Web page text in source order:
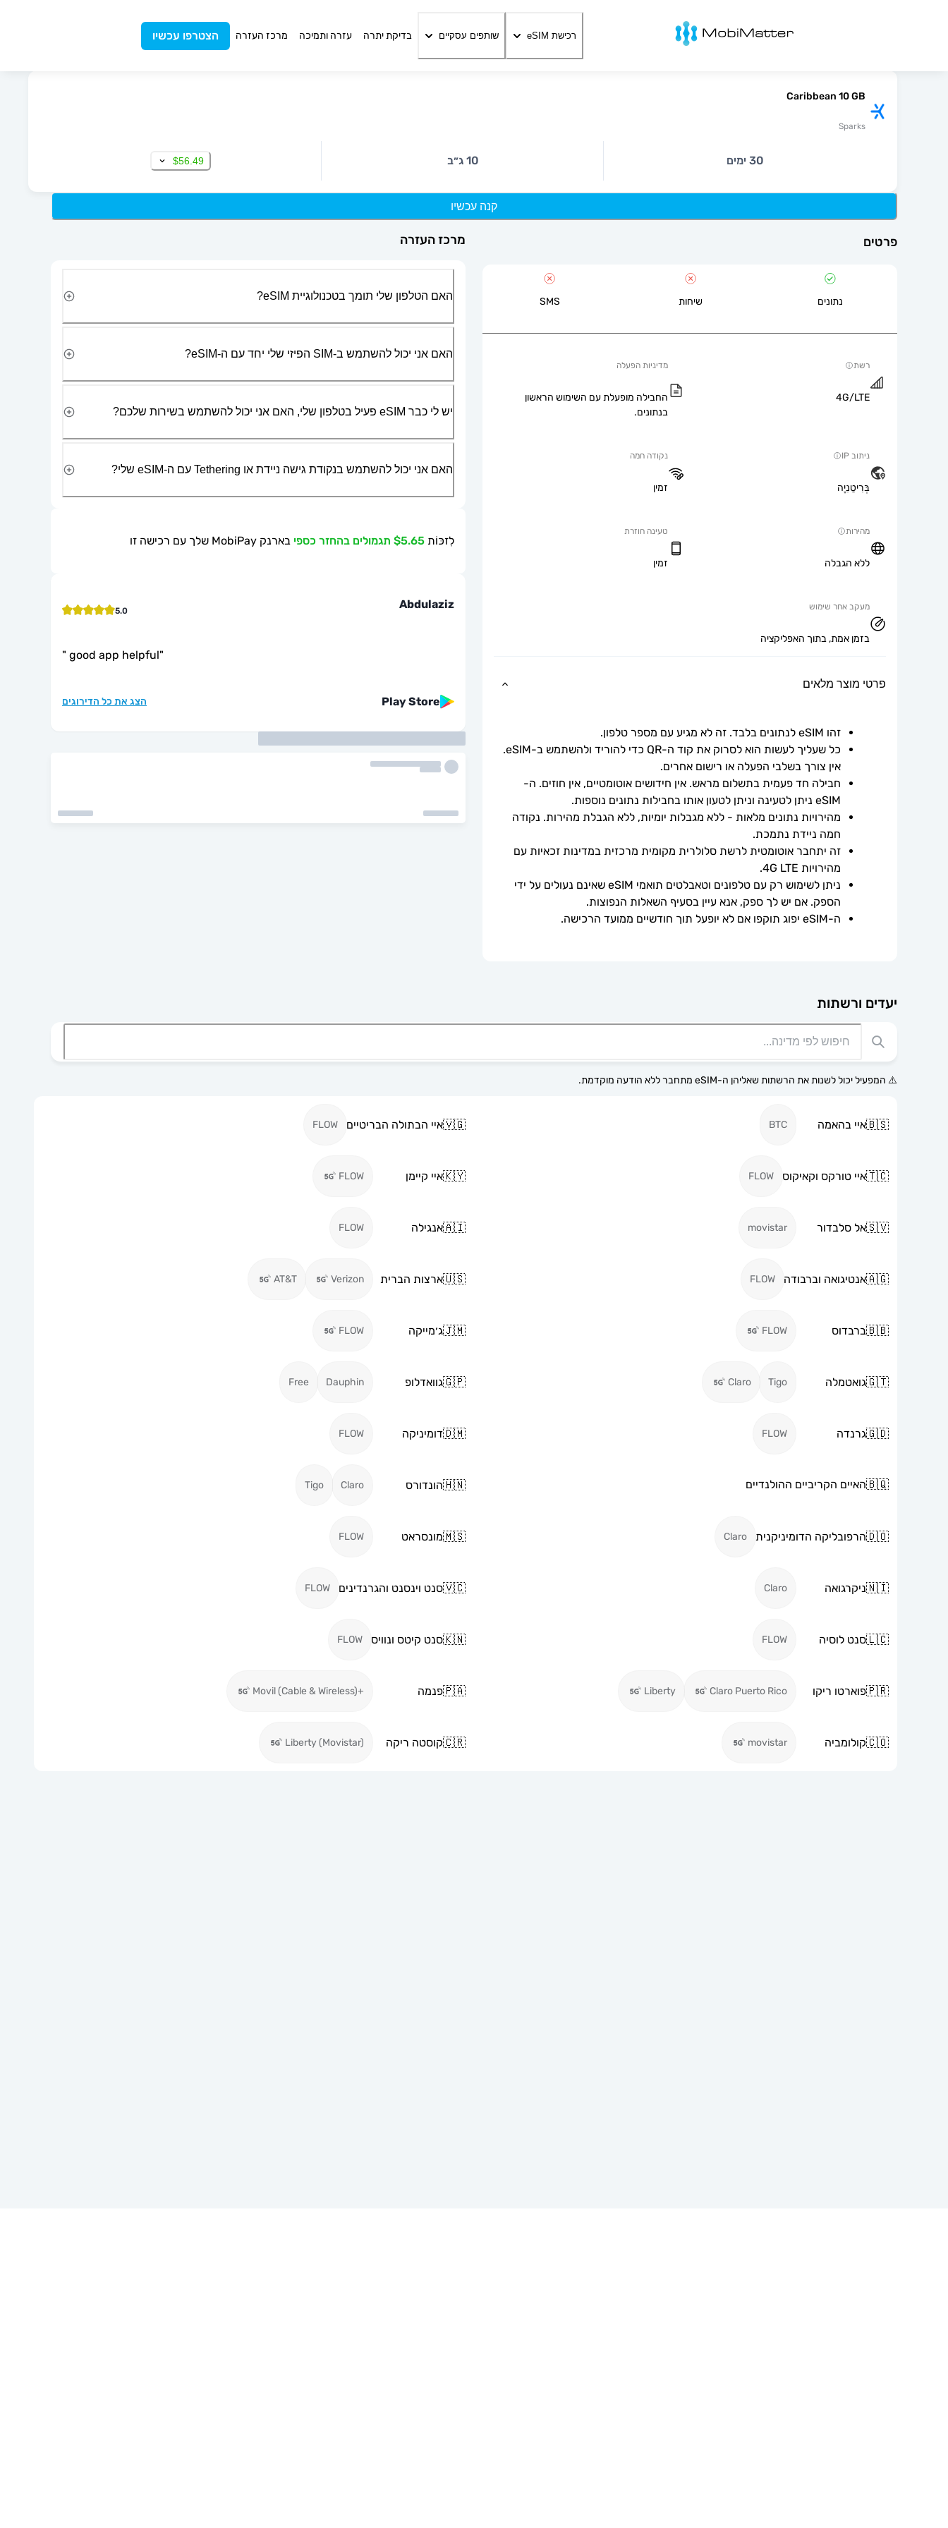
רכישת eSIM שותפים עסקיים בדיקת יתרה עזרה ותמיכה מרכז העזרה הצטרפו עכשיו
Caribbean 10 GB
Sparks
30 ימים 10 ג״ב $56.49
קנה עכשיו
פרטים
נתונים שיחות SMS
רשת
4G/LTE
מדיניות הפעלה
החבילה מופעלת עם השימוש הראשון
בנתונים.
ניתוב IP
בְּרִיטַנִיָה
נקודה חמה
זמין
מהירות
ללא הגבלה
טעינה חוזרת
זמין
מעקב אחר שימוש
בזמן אמת, בתוך האפליקציה
פרטי מוצר מלאים
זהו eSIM לנתונים בלבד. זה לא מגיע עם מספר טלפון.
אין צורך בשלבי הפעלה או רישום אחרים.
חבילה חד פעמית בתשלום מראש. אין חידושים אוטומטיים, אין חוזים. ה-
eSIM ניתן לטעינה וניתן לטעון אותו בחבילות נתונים נוספות.
חמה ניידת נתמכת.
מהירויות 4G LTE.
הספק. אם יש לך ספק, אנא עיין בסעיף השאלות הנפוצות.
ה-eSIM יפוג תוקפו אם לא יופעל תוך חודשיים ממועד הרכישה.
יעדים ורשתות
⚠️ המפעיל יכול לשנות את הרשתות שאליהן ה-eSIM מתחבר ללא הודעה מוקדמת.
🇧🇸איי בהאמה BTC
🇻🇬איי הבתולה הבריטיים FLOW
🇹🇨איי טורקס וקאיקוס FLOW
🇰🇾איי קיימן FLOW
🇸🇻אל סלבדור movistar
🇦🇮אנגילה FLOW
🇦🇬אנטיגואה וברבודה FLOW
🇺🇸ארצות הברית Verizon
AT&T
🇧🇧ברבדוס FLOW
🇯🇲ג׳מייקה FLOW
🇬🇹גואטמלה Tigo
Claro
🇬🇵גוואדלופ Dauphin
Free
🇬🇩גרנדה FLOW
🇩🇲דומיניקה FLOW
🇧🇶האיים הקריביים ההולנדיים 🇭🇳הונדורס Claro
Tigo
🇩🇴הרפובליקה הדומיניקנית Claro
🇲🇸מונסראט FLOW
🇳🇮ניקרגואה Claro
🇻🇨סנט וינסנט והגרנדינים FLOW
🇱🇨סנט לוסיה FLOW
🇰🇳סנט קיטס ונוויס FLOW
🇵🇷פוארטו ריקו Claro Puerto Rico
Liberty
🇵🇦פנמה +Movil (Cable & Wireless)
🇨🇴קולומביה movistar
🇨🇷קוסטה ריקה Liberty (Movistar)
מרכז העזרה
האם הטלפון שלי תומך בטכנולוגיית eSIM?
האם אני יכול להשתמש ב-SIM הפיזי שלי יחד עם ה-eSIM?
יש לי כבר eSIM פעיל בטלפון שלי, האם אני יכול להשתמש בשירות שלכם?
האם אני יכול להשתמש בנקודת גישה ניידת או Tethering עם ה-eSIM שלי?
לִזכּוֹת $5.65 תגמולים בהחזר כספי בארנק MobiPay שלך עם רכישה זו
Abdulaziz
5.0
" good app helpful"
Play Store הצג את כל הדירוגים